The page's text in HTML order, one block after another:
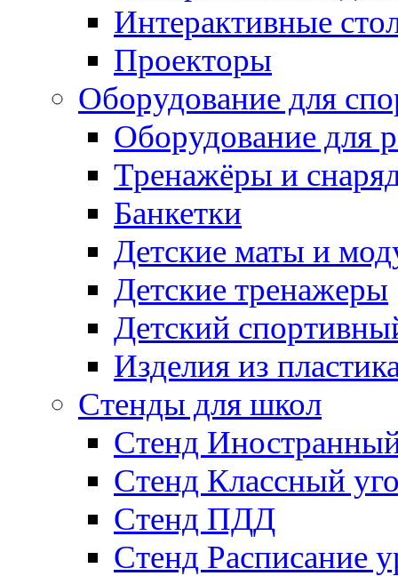
Интерактивные
Проекторы
Оборудование для
Оборудование для
Тренажёры и
Банкетки
Детские маты и
Детские тренажеры
Детский
Изделия из
Стенды для школ
Стенд
Стенд Классный
Стенд ПДД
Стенд Расписание